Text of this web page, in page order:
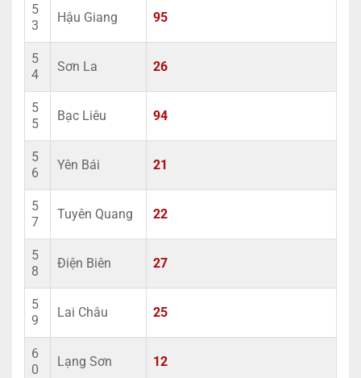
5
3
Hậu Giang 95
5
4
Sơn La 26
5
5
Bạc Liêu 94
5
6
Yên Bái 21
5
7
Tuyên Quang 22
5
8
Điện Biên 27
5
9
Lai Châu 25
6
0
Lạng Sơn 12